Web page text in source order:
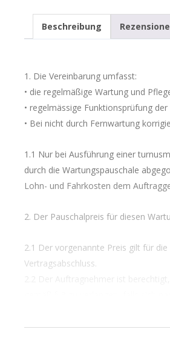
Beschreibung
1. Die Vereinbarung umfasst:
• die regelmäßige Wartung und
• regelmässige Funktionsprüfung
• Bei nicht durch Fernwartung
1.1 Nur bei Ausführung einer
durch die Wartungspauschale
Lohn- und Fahrkosten dem
2. Der Pauschalpreis für diesen
2.1 Der vorgenannte Preis gilt für
Vertragsabschluss.
2.3 Der vorgenannte Preis ist